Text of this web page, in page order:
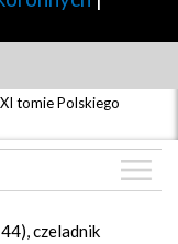
tomie Polskiego
czeladnik